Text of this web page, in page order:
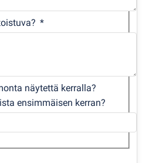
näytettä kerralla?
ensimmäisen kerran?